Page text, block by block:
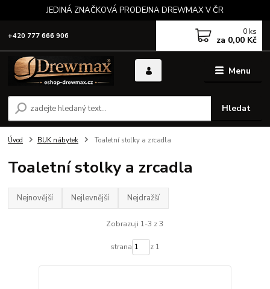
JEDINÁ ZNAČKOVÁ PRODEJNA DREWMAX V ČR
Menu
Hledat
+420 777 666 906 0 ks
za 0,00 Kč
Úvod BUK nábytek Toaletní stolky a zrcadla
Toaletní stolky a zrcadla
Nejnovější Nejlevnější Nejdražší
Zobrazuji 1-3 z 3
strana z 1